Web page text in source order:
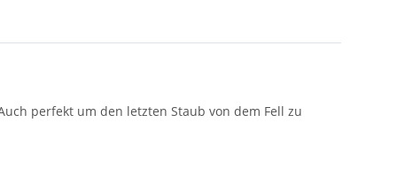
perfekt um den letzten Staub von dem Fell zu